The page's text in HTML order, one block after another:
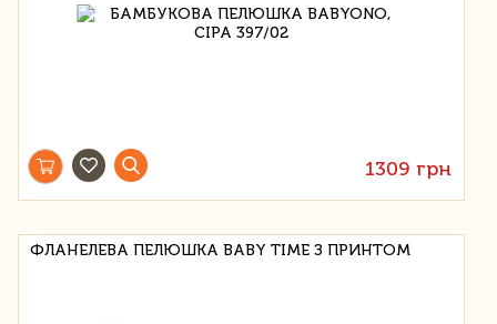
1309 грн
ФЛАНЕЛЕВА ПЕЛЮШКА BABY TIME З ПРИНТОМ